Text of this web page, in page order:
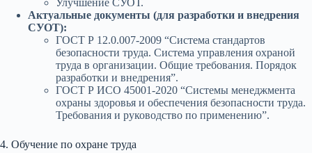
Актуальные документы (для разработки и внедрения
СУОТ):
ГОСТ Р 12.0.007-2009 “Система стандартов
безопасности труда. Система управления охраной
труда в организации. Общие требования. Порядок
разработки и внедрения”.
ГОСТ Р ИСО 45001-2020 “Системы менеджмента
охраны здоровья и обеспечения безопасности труда.
Требования и руководство по применению”.
4. Обучение по охране труда